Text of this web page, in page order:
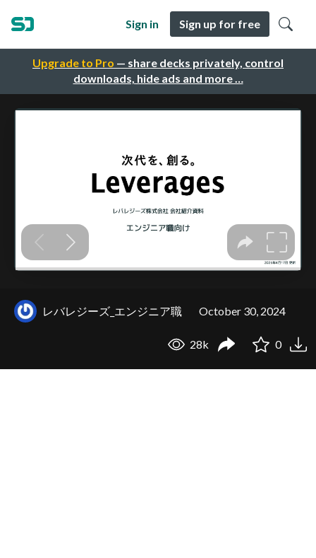
Upgrade to Pro — share decks privately, control
downloads, hide ads and more …
Sign in Sign up for free
レバレジーズ_エンジニア職 October 30, 2024
28k 0